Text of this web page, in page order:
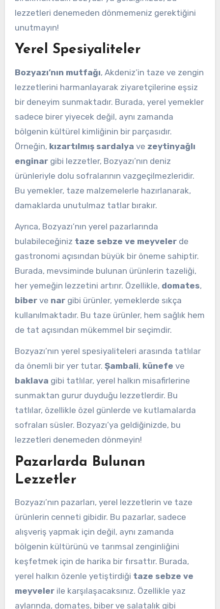
lezzetleri denemeden dönmemeniz gerektiğini
unutmayın!
Yerel Spesiyaliteler
Bozyazı’nın mutfağı, Akdeniz’in taze ve zengin
lezzetlerini harmanlayarak ziyaretçilerine eşsiz
bir deneyim sunmaktadır. Burada, yerel yemekler
sadece birer yiyecek değil, aynı zamanda
bölgenin kültürel kimliğinin bir parçasıdır.
Örneğin, kızartılmış sardalya ve zeytinyağlı
enginargibi lezzetler, Bozyazı’nın deniz
ürünleriyle dolu sofralarının vazgeçilmezleridir.
Bu yemekler, taze malzemelerle hazırlanarak,
damaklarda unutulmaz tatlar bırakır.
Ayrıca, Bozyazı’nın yerel pazarlarında
bulabileceğiniz taze sebze ve meyvelerde
gastronomi açısından büyük bir öneme sahiptir.
Burada, mevsiminde bulunan ürünlerin tazeliği,
her yemeğin lezzetini artırır. Özellikle, domates,
biberve nargibi ürünler, yemeklerde sıkça
kullanılmaktadır. Bu taze ürünler, hem sağlık hem
de tat açısından mükemmel bir seçimdir.
Bozyazı’nın yerel spesiyaliteleri arasında tatlılar
da önemli bir yer tutar. Şambali, künefe ve
baklava gibi tatlılar, yerel halkın misafirlerine
sunmaktan gurur duyduğu lezzetlerdir. Bu
tatlılar, özellikle özel günlerde ve kutlamalarda
sofraları süsler. Bozyazı’ya geldiğinizde, bu
lezzetleri denemeden dönmeyin!
Pazarlarda Bulunan
Lezzetler
Bozyazı’nın pazarları, yerel lezzetlerin ve taze
ürünlerin cenneti gibidir. Bu pazarlar, sadece
alışveriş yapmak için değil, aynı zamanda
bölgenin kültürünü ve tarımsal zenginliğini
keşfetmek için de harika bir fırsattır. Burada,
yerel halkın özenle yetiştirdiği taze sebze ve
meyvelerile karşılaşacaksınız. Özellikle yaz
aylarında, domates, biber ve salatalık gibi